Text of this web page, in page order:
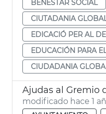
BENESTAR SOCIAL
CIUTADANIA
EDICACIÓ PER AL
EDUCACIÓN PARA
CIUDADANIA
modificado hace 1